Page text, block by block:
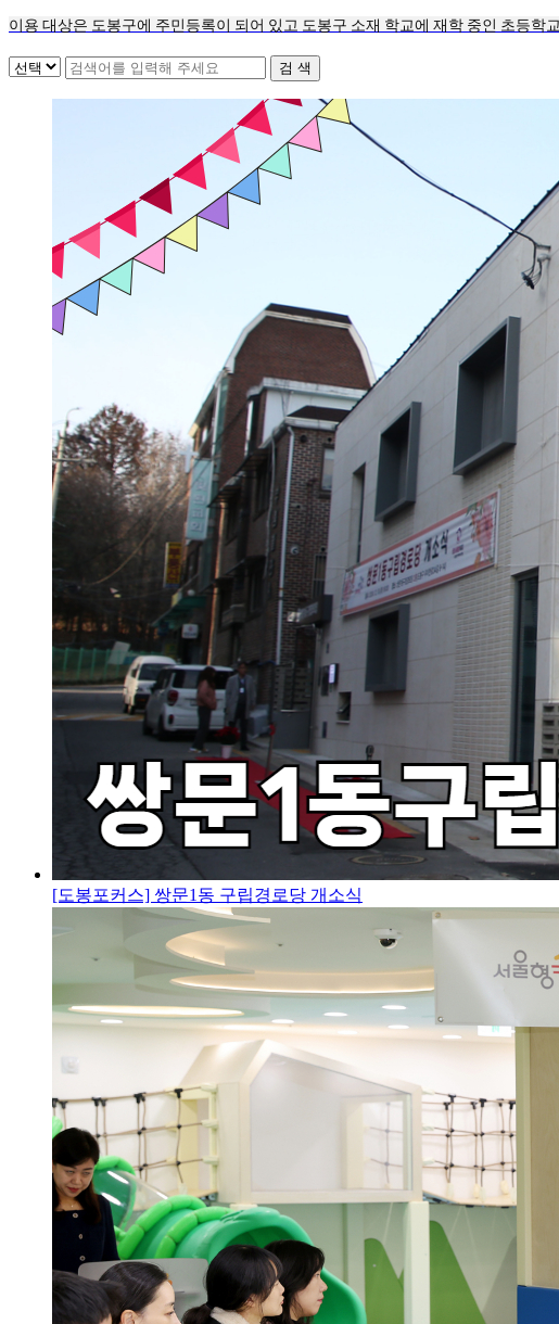
이용 대상은 도봉구에 주민등록이 되어 있고 도봉구 소재 학교에 재학 중인 초등학
[도봉포커스] 쌍문1동 구립경로당 개소식